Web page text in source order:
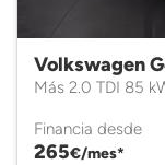
Volkswagen
Más 2.0 TDI 85
Financia desde
265€/mes*